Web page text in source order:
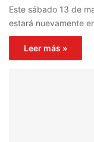
Este sábado 13 de
estará nuevamente
Leer más »